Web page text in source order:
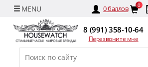
0баллов 0
8 (991) 358-10-64
Перезвоните мне